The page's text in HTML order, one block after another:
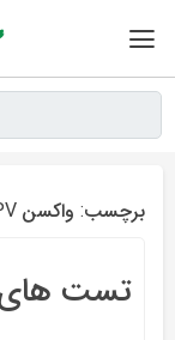
برچسب: واکسن HPV
تست های